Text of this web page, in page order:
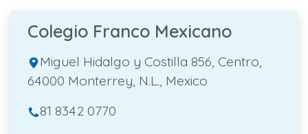
Colegio Franco Mexicano
Miguel Hidalgo y Costilla 856, Centro,
64000 Monterrey, N.L., Mexico
81 8342 0770